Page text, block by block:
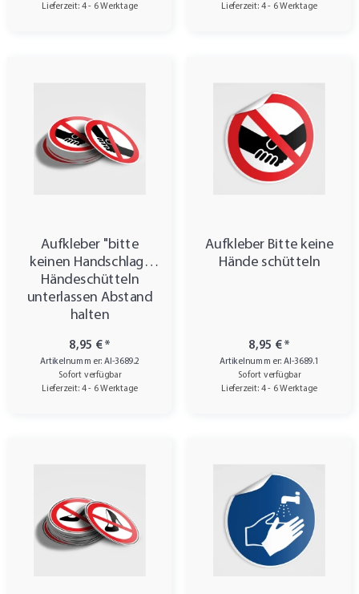
Lieferzeit: 4 - 6 Werktage
Lieferzeit: 4 - 6 Werktage
Aufkleber "bitte
keinen Handschlag"
Händeschütteln
unterlassen Abstand
halten
8,95 €*
Artikelnummer: AI-3689.2
Sofort verfügbar
Lieferzeit: 4 - 6 Werktage
Aufkleber Bitte keine
Hände schütteln
8,95 €*
Artikelnummer: AI-3689.1
Sofort verfügbar
Lieferzeit: 4 - 6 Werktage